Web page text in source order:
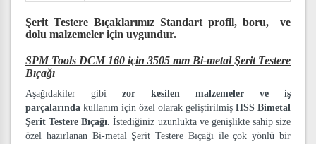
Şerit Testere Bıçaklarımız Standart profil, boru, ve
dolu malzemeler için uygundur.
SPM Tools DCM 160 için 3505 mm Bi-metal Şerit Testere
Bıçağı
Aşağıdakiler gibi zor kesilen malzemeler ve iş
parçalarında kullanım için özel olarak geliştirilmiş HSS Bimetal
Şerit Testere Bıçağı.İstediğiniz uzunlukta ve genişlikte sahip size
özel hazırlanan Bi-metal Şerit Testere Bıçağı ile çok yönlü bir